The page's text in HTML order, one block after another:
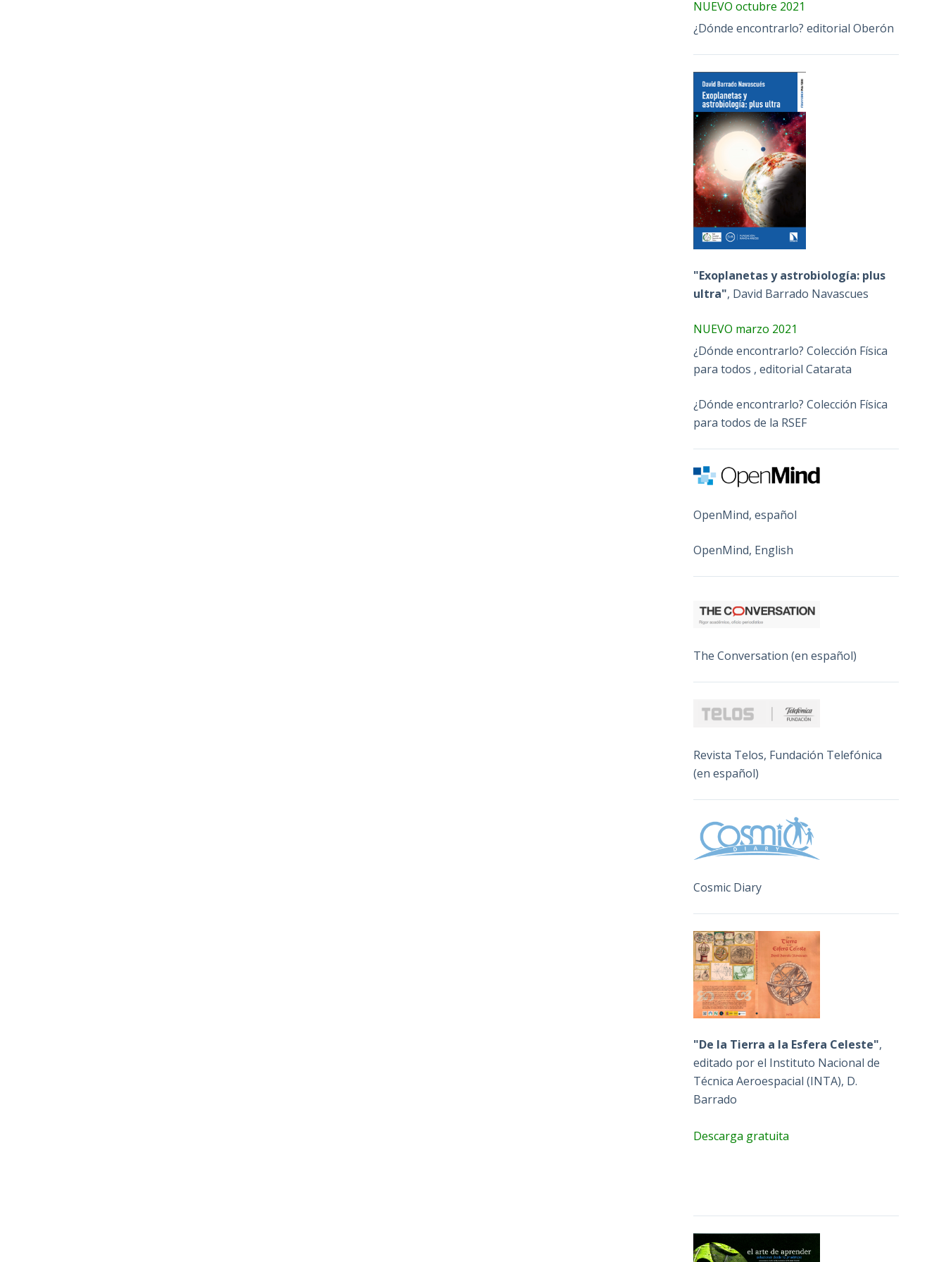
NUEVO octubre 2021
¿Dónde encontrarlo? editorial Oberón
"Exoplanetas y astrobiología: plus
ultra", David Barrado Navascues
NUEVO marzo 2021
¿Dónde encontrarlo? Colección Física
para todos , editorial Catarata
¿Dónde encontrarlo? Colección Física
para todos de la RSEF
OpenMind, español
OpenMind, English
The Conversation (en español)
Revista Telos, Fundación Telefónica
(en español)
Cosmic Diary
"De la Tierra a la Esfera Celeste",
editado por el Instituto Nacional de
Técnica Aeroespacial (INTA), D.
Barrado
Descarga gratuita